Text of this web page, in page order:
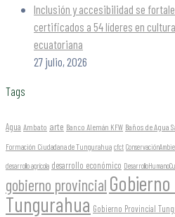
Inclusión y accesibilidad se
certificados a 54 líderes en
ecuatoriana
27 julio, 2026
Tags
Agua Ambato arte Banco Alemán KFW Baños de Agua
Formación Ciudadana de Tungurahua cfct
desarrollo agrícola desarrollo económico
gobierno provincial
Tungurahua Gobierno Provincial